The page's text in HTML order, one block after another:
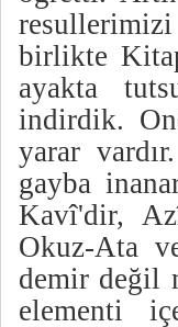
birlikte
ayakta
indirdik.
yarar
gayba
Kavî'dir,
Okuz-Ata
demir değil
elementi